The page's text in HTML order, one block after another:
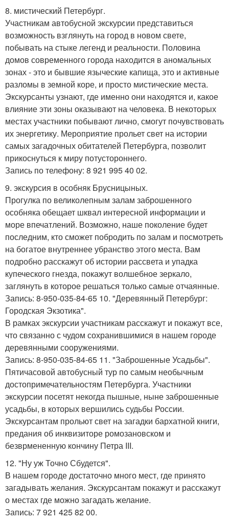
8. мистический Петербург.
Участникам автобусной экскурсии представиться
возможность взглянуть на город в новом свете,
побывать на стыке легенд и реальности. Половина
домов современного города находится в аномальных
зонах - это и бывшие языческие капища, это и активные
разломы в земной коре, и просто мистические места.
Экскурсанты узнают, где именно они находятся и, какое
влияние эти зоны оказывают на человека. В некоторых
местах участники побывают лично, смогут почувствовать
их энергетику. Мероприятие прольет свет на истории
самых загадочных обитателей Петербурга, позволит
прикоснуться к миру потустороннего.
Запись по телефону: 8 921 995 40 02.
9. экскурсия в особняк Брусницыных.
Прогулка по великолепным залам заброшенного
особняка обещает шквал интересной информации и
море впечатлений. Возможно, наше поколение будет
последним, кто сможет побродить по залам и посмотреть
на богатое внутреннее убранство этого места. Вам
подробно расскажут об истории рассвета и упадка
купеческого гнезда, покажут волшебное зеркало,
заглянуть в которое решаться только самые отчаянные.
Запись: 8-950-035-84-65 10. "Деревянный Петербург:
Городская Экзотика".
В рамках экскурсии участникам расскажут и покажут все,
что связанно с чудом сохранившимися в нашем городе
деревянными сооружениями.
Запись: 8-950-035-84-65 11. "Заброшенные Усадьбы".
Пятичасовой автобусный тур по самым необычным
достопримечательностям Петербурга. Участники
экскурсии посетят некогда пышные, ныне заброшенные
усадьбы, в которых вершились судьбы России.
Экскурсантам прольют свет на загадки бархатной книги,
предания об инквизиторе ромозановском и
безврмененную кончину Петра III.
12. "Ну уж Точно Сбудется".
В нашем городе достаточно много мест, где принято
загадывать желания. Экскурсантам покажут и расскажут
о местах где можно загадать желание.
Запись: 7 921 425 82 00.